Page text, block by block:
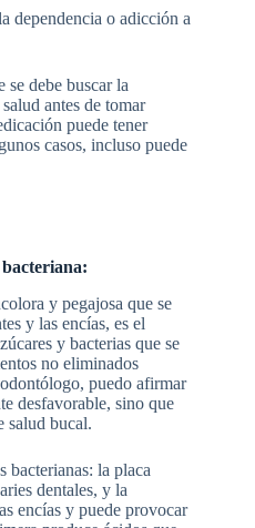
dependencia o adicción a
se debe buscar la
antes de tomar
puede tener
casos, incluso puede
bacteriana:
y pegajosa que se
y las encías, es el
y bacterias que se
no eliminados
puedo afirmar
desfavorable, sino que
salud bucal.
bacterianas: la placa
dentales, y la
encías y puede provocar